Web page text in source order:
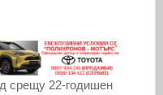
срещу 22-годишен